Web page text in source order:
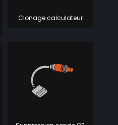
Clonage calculateur